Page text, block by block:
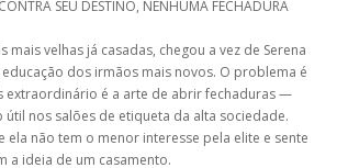
SEU DESTINO, NENHUMA FECHADURA
mais velhas já casadas, chegou a vez de Serena
dos irmãos mais novos. O problema é
extraordinário é a arte de abrir fechaduras —
nos salões de etiqueta da alta sociedade.
ela não tem o menor interesse pela elite e sente
a ideia de um casamento.